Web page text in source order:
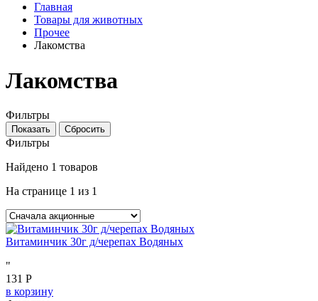
Главная
Товары для животных
Прочее
Лакомства
Лакомства
Фильтры
Фильтры
Найдено 1 товаров
На странице 1 из 1
Витаминчик 30г д/черепах Водяных
"
131 Р
в корзину